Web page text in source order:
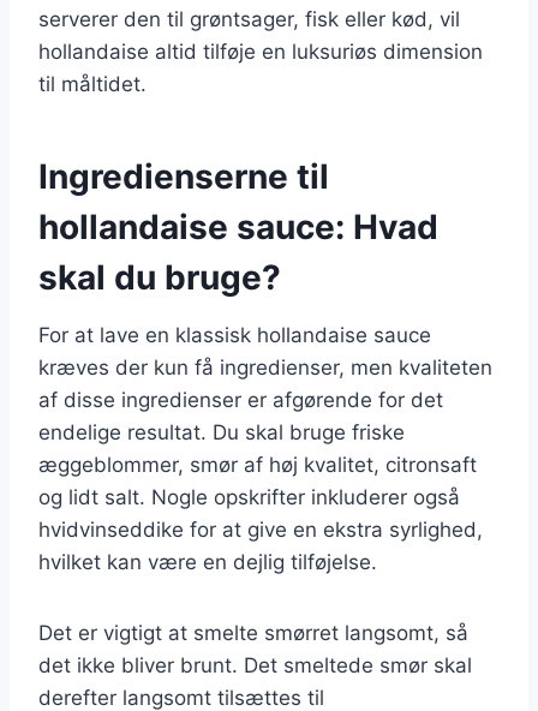
serverer den til grøntsager, fisk eller kød, vil
hollandaise altid tilføje en luksuriøs dimension
til måltidet.
Ingredienserne til
hollandaise sauce: Hvad
skal du bruge?
For at lave en klassisk hollandaise sauce
kræves der kun få ingredienser, men kvaliteten
af disse ingredienser er afgørende for det
endelige resultat. Du skal bruge friske
æggeblommer, smør af høj kvalitet, citronsaft
og lidt salt. Nogle opskrifter inkluderer også
hvidvinseddike for at give en ekstra syrlighed,
hvilket kan være en dejlig tilføjelse.
Det er vigtigt at smelte smørret langsomt, så
det ikke bliver brunt. Det smeltede smør skal
derefter langsomt tilsættes til